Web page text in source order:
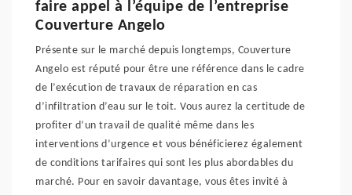
faire appel à l’équipe de l’entreprise
Couverture Angelo
Présente sur le marché depuis longtemps, Couverture
Angelo est réputé pour être une référence dans le cadre
de l’exécution de travaux de réparation en cas
d’infiltration d’eau sur le toit. Vous aurez la certitude de
profiter d’un travail de qualité même dans les
interventions d’urgence et vous bénéficierez également
de conditions tarifaires qui sont les plus abordables du
marché. Pour en savoir davantage, vous êtes invité à